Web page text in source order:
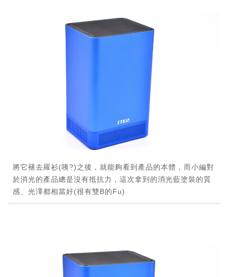
將它褪去羅衫(咦?)之後，就能夠看到產品的本體，而小編對
於消光的產品總是沒有抵抗力，這次拿到的消光藍塗裝的質
感、光澤都相當好(很有雙B的Fu)